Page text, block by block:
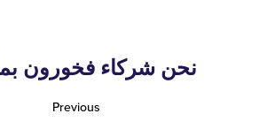
نحن شركاء فخورون بما يلي